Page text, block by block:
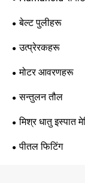
बेल्ट पुलीहरू
उत्प्रेरकहरू
मोटर आवरणहरू
सन्तुलन तौल
मिश्र धातु इस्पात
पीतल फिटिंग